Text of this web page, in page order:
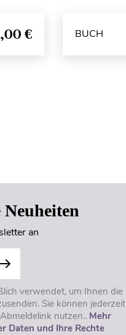
€ BUCH
Neuheiten
an
verwendet, um Ihnen die
Sie können jederzeit
nutzen.. Mehr
Daten und Ihre Rechte